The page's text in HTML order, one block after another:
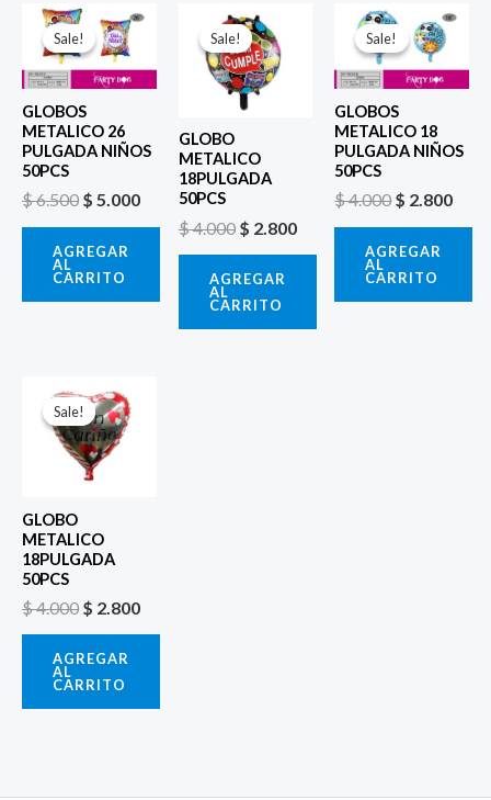
Sale!
Sale!
GLOBOS
METALICO 26
PULGADA NIÑOS
50PCS
$6.500
El
precio
original
era:
$ 5.000
El
AGREGAR
AL
CARRITO
Sale!
Sale!
GLOBO
METALICO
18PULGADA
50PCS
$4.000
El
precio
original
era:
$ 4.000.
$ 2.800
AGREGAR
AL
CARRITO
Sale!
Sale!
GLOBOS
METALICO 18
PULGADA NIÑOS
50PCS
$4.000
precio
original
era:
$ 2.800
El
AGREGAR
AL
CARRITO
Sale!
Sale!
GLOBO
METALICO
18PULGADA
50PCS
$4.000
precio
original
era:
$ 4.000.
$ 2.800
AGREGAR
AL
CARRITO